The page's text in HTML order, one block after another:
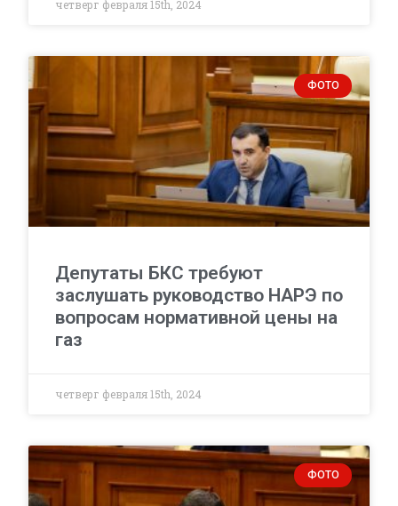
четверг февраля 15th, 2024
ФОТО
Депутаты БКС требуют
заслушать руководство НАРЭ по
вопросам нормативной цены на
газ
четверг февраля 15th, 2024
ФОТО